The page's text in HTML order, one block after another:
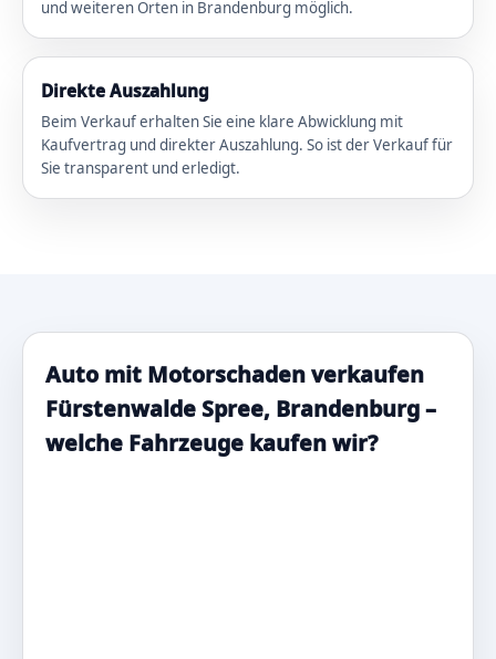
und weiteren Orten in Brandenburg möglich.
Direkte Auszahlung
Beim Verkauf erhalten Sie eine klare Abwicklung mit
Kaufvertrag und direkter Auszahlung. So ist der Verkauf für
Sie transparent und erledigt.
Auto mit Motorschaden verkaufen
Fürstenwalde Spree, Brandenburg –
welche Fahrzeuge kaufen wir?